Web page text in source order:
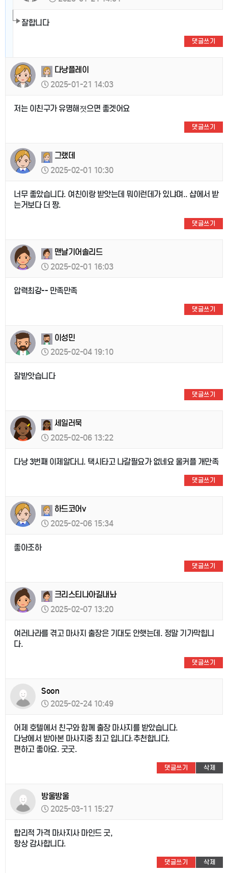
잘합니다
댓글쓰기
다낭플레이
2025-01-21 14:03
저는 이친구가 유명해졋으면 좋겟어요
댓글쓰기
그랬데
2025-02-01 10:30
너무 좋았습니다. 여친이랑 받앗는데 뭐이런데가 있냐며.. 샵에서 받
는거보다 더 짱.
댓글쓰기
맨날기어솔리드
2025-02-01 16:03
압력최강-- 만족만족
댓글쓰기
이성민
2025-02-04 19:10
잘받앗습니다
댓글쓰기
세일러묵
2025-02-06 13:22
다낭 3번째 이제알다니. 택시타고 나갈필요가 없네요 울커플 개만족
댓글쓰기
하드코어v
2025-02-06 15:34
좋아조하
댓글쓰기
크리스티나아길내놔
2025-02-07 13:20
여러나라를 겪고 마사지 출장은 기대도 안햇는데. 정말 기가막힙니
다.
댓글쓰기
Soon
2025-02-24 10:49
어제 호텔에서 친구와 함께 출장 마사지를 받았습니다.
다낭에서 받아본 마사지중 최고 입니다.추천합니다.
편하고 좋아요. 굿굿.
댓글쓰기 삭제
방울방울
2025-03-11 15:27
합리적 가격 마사지사 마인드 굿,
항상 감사합니다.
댓글쓰기 삭제